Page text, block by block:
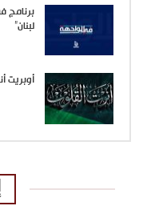
برنامج
لبنان”
أوبريت